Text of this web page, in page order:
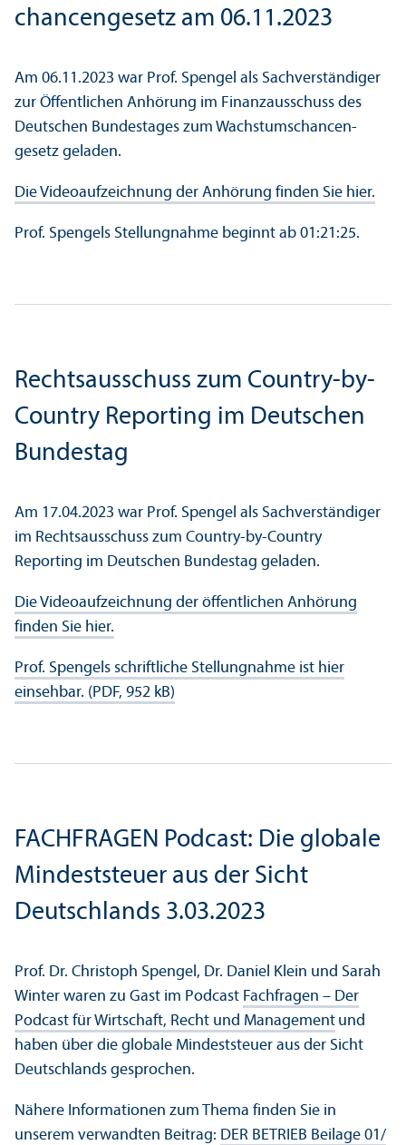
chancen­gesetz am 06.11.2023
Am 06.11.2023 war Prof. Spengel als Sachverständiger
zur Öffentlichen Anhörung im Finanz­ausschuss des
Deutschen Bundestages zum Wachstums­chancen­
gesetz geladen.
Die Videoaufzeichnung der Anhörung finden Sie hier.
Prof. Spengels Stellungnahme beginnt ab 01:21:25.
Rechts­ausschuss zum Country-by-
Country Reporting im Deutschen
Bundestag
Am 17.04.2023 war Prof. Spengel als Sachverständiger
im Rechts­ausschuss zum Country-by-Country
Reporting im Deutschen Bundestag geladen.
Die Videoaufzeichnung der öffentlichen Anhörung
finden Sie hier.
Prof. Spengels schriftliche Stellungnahme ist hier
einsehbar. (PDF, 952 kB)
FACH­FRAGEN Podcast: Die globale
Mindest­steuer aus der Sicht
Deutschlands 3.03.2023
Prof. Dr. Christoph Spengel, Dr. Daniel Klein und Sarah
Winter waren zu Gast im Podcast Fach­fragen – Der
Podcast für Wirtschaft, Recht und Management und
haben über die globale Mindest­steuer aus der Sicht
Deutschlands gesprochen.
Nähere Informationen zum Thema finden Sie in
unserem verwandten Beitrag: DER BETRIEB Beilage 01/